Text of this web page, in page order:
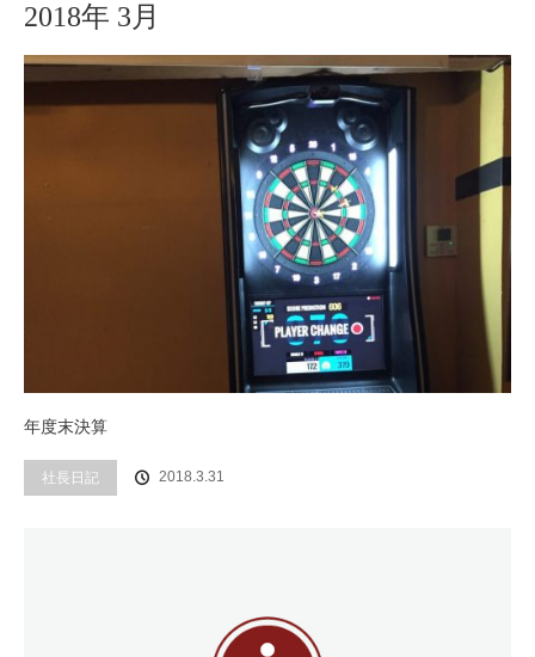
2018年 3月
年度末決算
社長日記 2018.3.31